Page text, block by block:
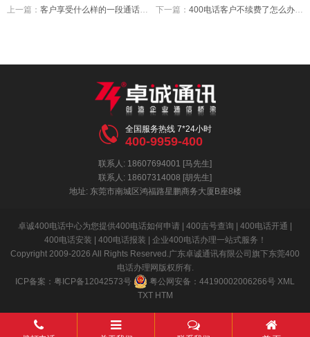
上一篇： 客户享受什么样的一段通话算的上优质服务的？ 下一篇：400电话客户不续费了怎么办卓诚通讯给出六大理由让客户重新用起来
 全国服务热线 7*24小时
400-9959-400
联系人: 18607694001 [马先生]
联系人: 18607314008 [胡先生]
地址: 东莞市南城区鸿福路星鹏商务大厦B座8楼
卓诚400电话中心为您提供400电话如何申请 | 400吉号查询 | 400电话开通 |
400电话安装 | 400电话报装 | 企业400电话办理一站式服务！
Copyright 2009-2026 All Rights Reserved.广东卓诚通讯有限公司旗下东莞400
电话办理网版权所有.
ICP备案： 粤ICP备12042573号 粤公网安备： 44190002006266号 XML
TXT HTM